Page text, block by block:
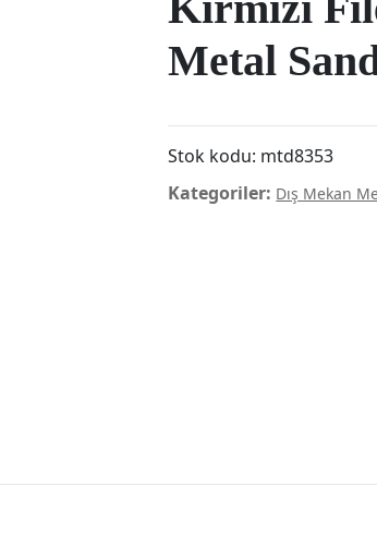
Metal
Stok kodu: mtd8353
Kategoriler: Dış Mekan